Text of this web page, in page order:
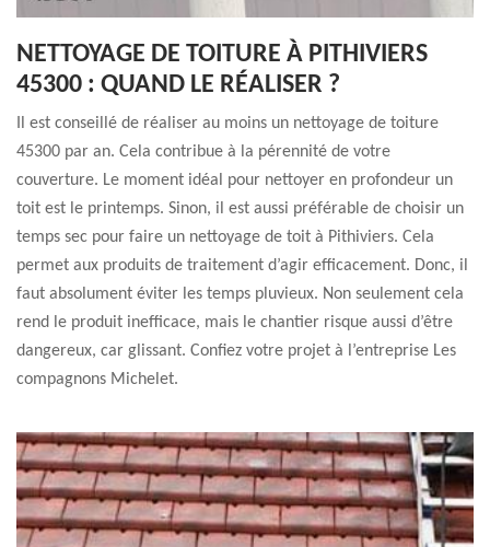
NETTOYAGE DE TOITURE À PITHIVIERS
45300 : QUAND LE RÉALISER ?
Il est conseillé de réaliser au moins un nettoyage de toiture
45300 par an. Cela contribue à la pérennité de votre
couverture. Le moment idéal pour nettoyer en profondeur un
toit est le printemps. Sinon, il est aussi préférable de choisir un
temps sec pour faire un nettoyage de toit à Pithiviers. Cela
permet aux produits de traitement d’agir efficacement. Donc, il
faut absolument éviter les temps pluvieux. Non seulement cela
rend le produit inefficace, mais le chantier risque aussi d’être
dangereux, car glissant. Confiez votre projet à l’entreprise Les
compagnons Michelet.